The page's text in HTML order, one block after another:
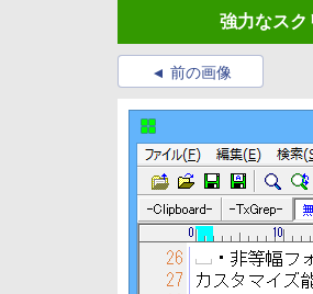
強力なスク
前の画像